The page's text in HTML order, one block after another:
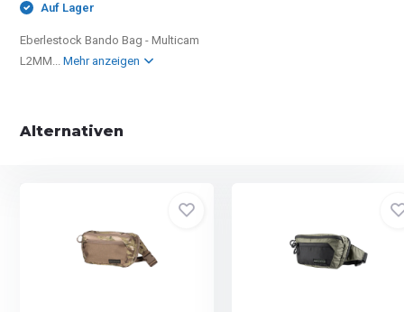
Auf Lager
Eberlestock Bando Bag - Multicam
L2MM...Mehr anzeigen
Alternativen